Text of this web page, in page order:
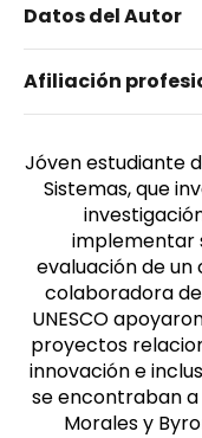
Datos del Autor
Pacheco
Afiliación
Jóven estudiante
Sistemas, que
implementar
evaluación de
colaboradora
UNESCO
proyectos
innovación e
se encontraban
Morales y